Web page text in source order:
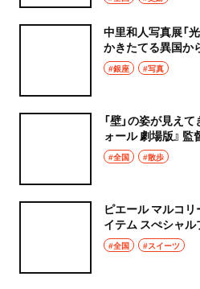
中里和人写真展「
かきたてる異国か
#銀座 #写真
「壁」の姿が見え
ォール 劇場版』 監督・前田悠希＆脚本・渡辺あ
やインタビュー
#全国 #散歩
ピエール マルコ
イテム スぺシャ
#全国 #スイーツ